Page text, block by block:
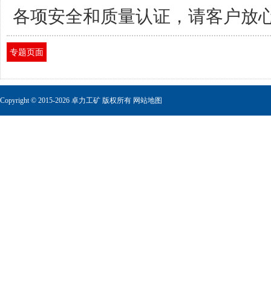
各项安全和质量认证，请客户放
专题页面
Copyright © 2015-2026 卓力工矿 版权所有 网站地图